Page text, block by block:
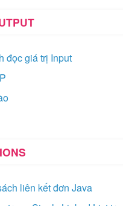
đọc giá trị Input
liên kết đơn Java